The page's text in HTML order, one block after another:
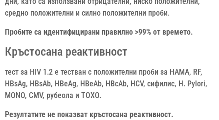
средно положителни и силно положителни проби.
Пробите са идентифицирани правилно >99% от времето.
Кръстосана реактивност
тест за HIV 1.2 е тестван с положителни проби за HAMA, RF,
HBsAg, HBsAb, HBeAg, HBeAb, HBcAb, HCV, сифилис, H. Pylori,
MONO, CMV, рубеола и TOXO.
Резултатите не показват кръстосана реактивност.